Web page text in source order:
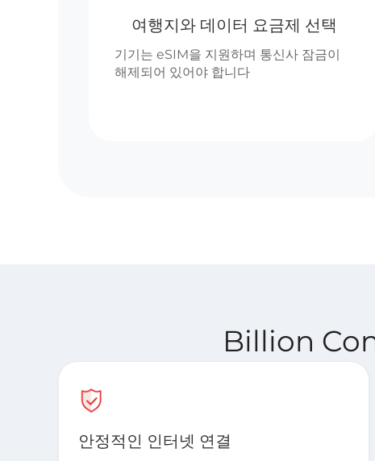
여행지와 데이터 요금제 선택
기기는 eSIM을 지원하며 통신사 잠금이
해제되어 있어야 합니다
Billion
안정적인 인터넷 연결